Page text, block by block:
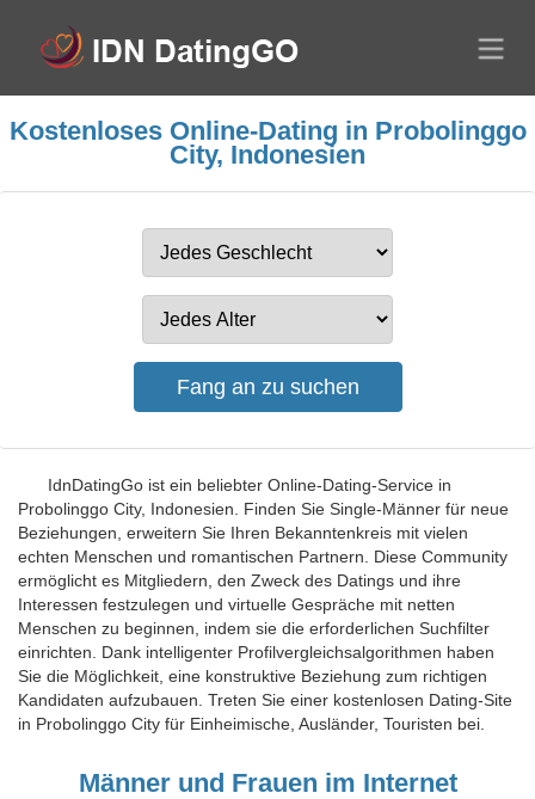
Kostenloses Online-Dating in Probolinggo
City, Indonesien
IdnDatingGo ist ein beliebter Online-Dating-Service in
Probolinggo City, Indonesien. Finden Sie Single-Männer für neue
Beziehungen, erweitern Sie Ihren Bekanntenkreis mit vielen
echten Menschen und romantischen Partnern. Diese Community
ermöglicht es Mitgliedern, den Zweck des Datings und ihre
Interessen festzulegen und virtuelle Gespräche mit netten
Menschen zu beginnen, indem sie die erforderlichen Suchfilter
einrichten. Dank intelligenter Profilvergleichsalgorithmen haben
Sie die Möglichkeit, eine konstruktive Beziehung zum richtigen
Kandidaten aufzubauen. Treten Sie einer kostenlosen Dating-Site
in Probolinggo City für Einheimische, Ausländer, Touristen bei.
Männer und Frauen im Internet